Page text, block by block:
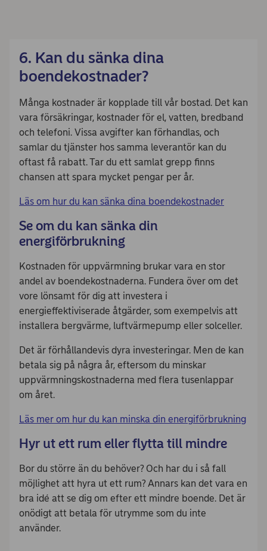
6. Kan du sänka dina
boendekostnader?
Många kostnader är kopplade till vår bostad. Det kan
vara försäkringar, kostnader för el, vatten, bredband
och telefoni. Vissa avgifter kan förhandlas, och
samlar du tjänster hos samma leverantör kan du
oftast få rabatt. Tar du ett samlat grepp finns
chansen att spara mycket pengar per år.
Läs om hur du kan sänka dina boendekostnader
Se om du kan sänka din
energiförbrukning
Kostnaden för uppvärmning brukar vara en stor
andel av boendekostnaderna. Fundera över om det
vore lönsamt för dig att investera i
energieffektiviserade åtgärder, som exempelvis att
installera bergvärme, luftvärmepump eller solceller.
Det är förhållandevis dyra investeringar. Men de kan
betala sig på några år, eftersom du minskar
uppvärmningskostnaderna med flera tusenlappar
om året.
Läs mer om hur du kan minska din energiförbrukning
Hyr ut ett rum eller flytta till mindre
Bor du större än du behöver? Och har du i så fall
möjlighet att hyra ut ett rum? Annars kan det vara en
bra idé att se dig om efter ett mindre boende. Det är
onödigt att betala för utrymme som du inte
använder.